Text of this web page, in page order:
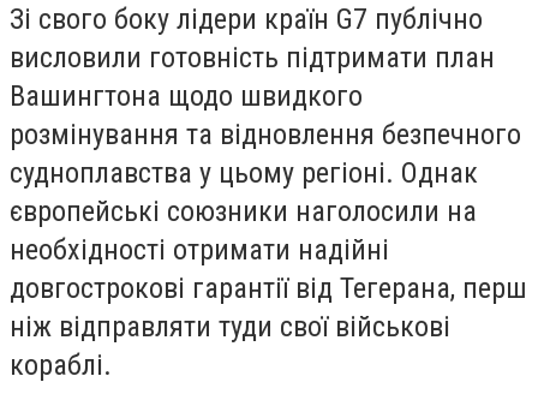
Зі свого боку лідери країн G7 публічно
висловили готовність підтримати план
Вашингтона щодо швидкого
розмінування та відновлення безпечного
судноплавства у цьому регіоні. Однак
європейські союзники наголосили на
необхідності отримати надійні
довгострокові гарантії від Тегерана, перш
ніж відправляти туди свої військові
кораблі.